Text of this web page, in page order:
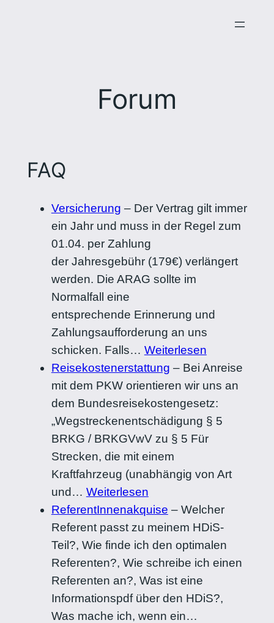
Forum
FAQ
Versicherung – Der Vertrag gilt immer
ein Jahr und muss in der Regel zum
01.04. per Zahlung
der Jahresgebühr (179€) verlängert
werden. Die ARAG sollte im
Normalfall eine
entsprechende Erinnerung und
Zahlungsaufforderung an uns
schicken. Falls… Weiterlesen
Reisekostenerstattung – Bei Anreise
mit dem PKW orientieren wir uns an
dem Bundesreisekostengesetz:
„Wegstreckenentschädigung § 5
BRKG / BRKGVwV zu § 5 Für
Strecken, die mit einem
Kraftfahrzeug (unabhängig von Art
und… Weiterlesen
ReferentInnenakquise – Welcher
Referent passt zu meinem HDiS-
Teil?, Wie finde ich den optimalen
Referenten?, Wie schreibe ich einen
Referenten an?, Was ist eine
Informationspdf über den HDiS?,
Was mache ich, wenn ein…